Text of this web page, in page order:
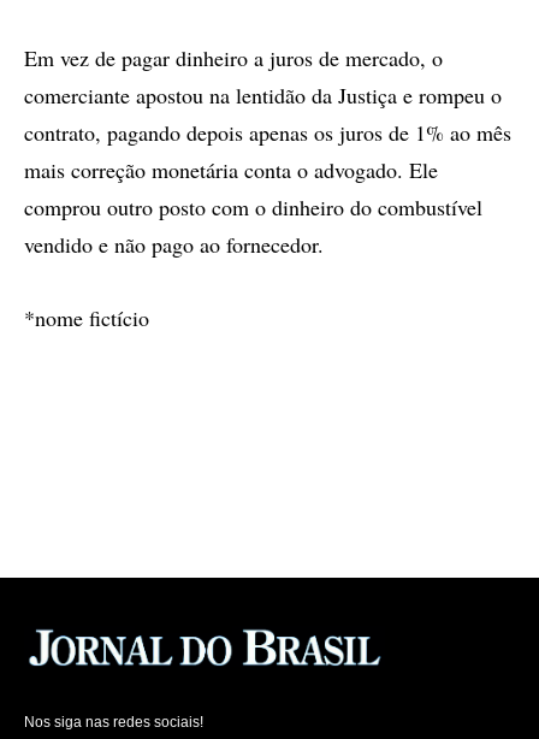
Em vez de pagar dinheiro a juros de mercado, o
comerciante apostou na lentidão da Justiça e rompeu o
contrato, pagando depois apenas os juros de 1% ao mês
mais correção monetária conta o advogado. Ele
comprou outro posto com o dinheiro do combustível
vendido e não pago ao fornecedor.
*nome fictício
Nos siga nas redes sociais!